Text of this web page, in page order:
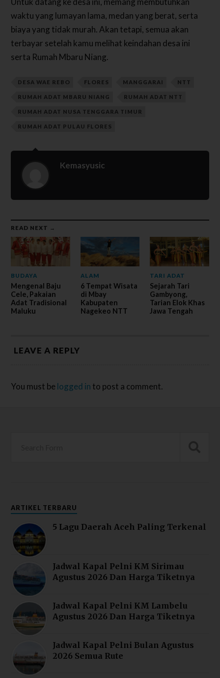
waktu yang lumayan lama, medan yang berat, serta
biaya yang tidak murah. Akan tetapi, semua akan
terbayar setelah kamu melihat keindahan desa ini
serta Rumah Mbaru Niang.
DESA WAE REBO FLORES MANGGARAI NTT
RUMAH ADAT MBARU NIANG RUMAH ADAT NTT
RUMAH ADAT NUSA TENGGARA TIMUR
RUMAH ADAT PULAU FLORES
Kemasyusic
READ NEXT →
BUDAYA
Mengenal Baju
Cele, Pakaian
Adat Tradisional
Maluku
ALAM
6 Tempat Wisata
di Mbay
Kabupaten
Nagekeo NTT
TARI ADAT
Sejarah Tari
Gambyong,
Tarian Elok Khas
Jawa Tengah
LEAVE A REPLY
You must be logged in to post a comment.
ARTIKEL TERBARU
5 Lagu Daerah Aceh Paling Terkenal
Jadwal Kapal Pelni KM Sirimau
Agustus 2026 Dan Harga Tiketnya
Jadwal Kapal Pelni KM Lambelu
Agustus 2026 Dan Harga Tiketnya
Jadwal Kapal Pelni Bulan Agustus
2026 Semua Rute